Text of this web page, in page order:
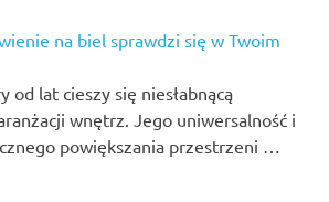
na biel sprawdzi się w Twoim
od lat cieszy się niesłabnącą
wnętrz. Jego uniwersalność i
powiększania przestrzeni …